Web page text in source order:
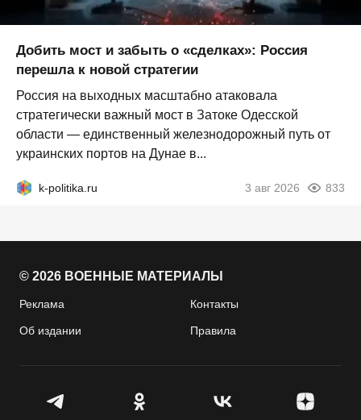
Добить мост и забыть о «сделках»: Россия
перешла к новой стратегии
Россия на выходных масштабно атаковала
стратегически важный мост в Затоке Одесской
области — единственный железнодорожный путь от
украинских портов на Дунае в...
k-politika.ru 3 авг 2026 833
© 2026 ВОЕННЫЕ МАТЕРИАЛЫ
Реклама Контакты
Об издании Правила